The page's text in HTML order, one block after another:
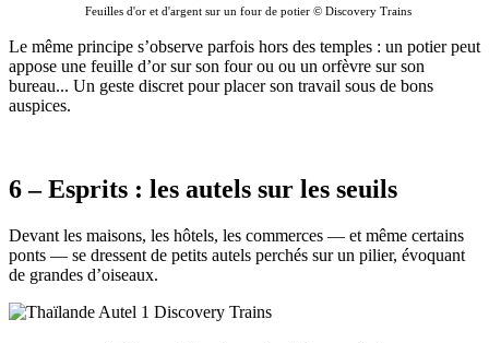
Feuilles d'or et d'argent sur un four de potier © Discovery Trains
Le même principe s’observe parfois hors des temples : un potier peut
appose une feuille d’or sur son four ou ou un orfèvre sur son
bureau... Un geste discret pour placer son travail sous de bons
auspices.
6 – Esprits : les autels sur les seuils
Devant les maisons, les hôtels, les commerces — et même certains
ponts — se dressent de petits autels perchés sur un pilier, évoquant
de grandes d’oiseaux.